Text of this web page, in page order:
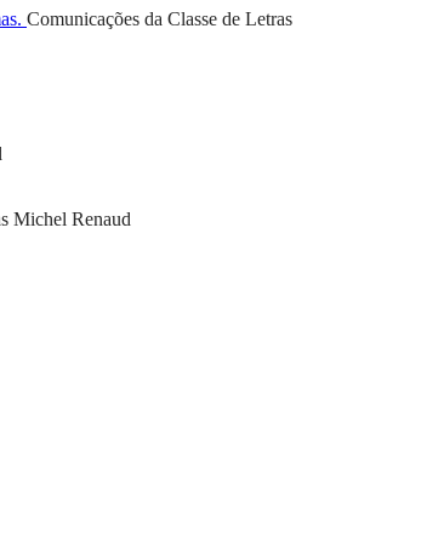
Comunicações da Classe de Letras
Michel Renaud